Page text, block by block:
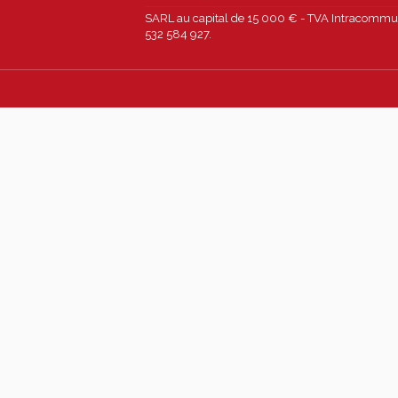
SARL au capital de 15 000 € - TVA
532 584 927.